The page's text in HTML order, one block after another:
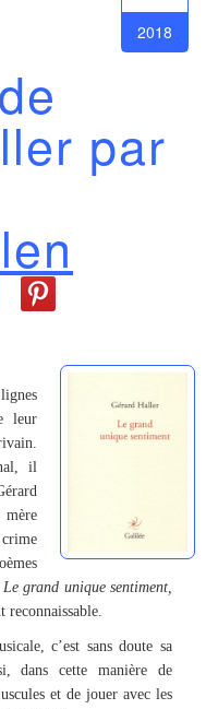
2018
par
leur
il
Le grand unique sentiment,
reconnaissable.
c’est sans doute sa
dans cette manière de
et de jouer avec les